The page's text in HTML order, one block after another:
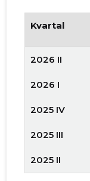
Kvartal
2026 II
2026 I
2025 IV
2025 III
2025 II